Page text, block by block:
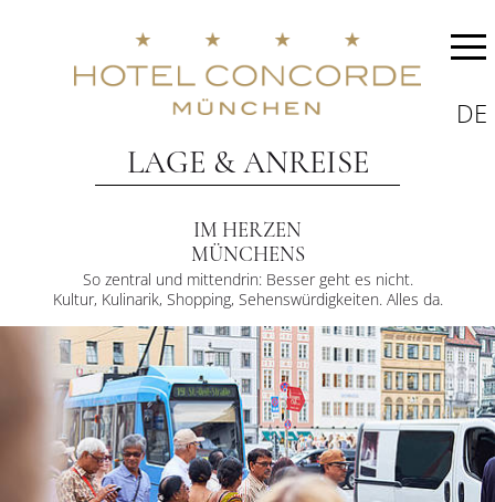
DE
LAGE & ANREISE
IM HERZEN
MÜNCHENS
So zentral und mittendrin: Besser geht es nicht.
Kultur, Kulinarik, Shopping, Sehenswürdigkeiten. Alles da.